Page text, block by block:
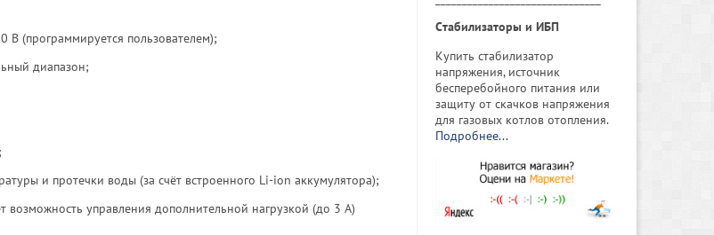
(программируется пользователем);
диапазон;
и протечки воды (за счёт встроенного Li-ion аккумулятора);
возможность управления дополнительной нагрузкой (до 3 А)
Cтабилизаторы и ИБП
Купить стабилизатор
напряжения, источник
бесперебойного питания или
защиту от скачков напряжения
для газовых котлов отопления.
Подробнее...